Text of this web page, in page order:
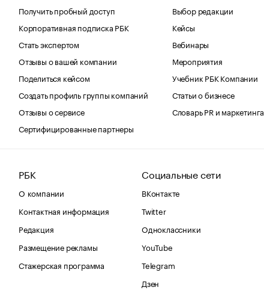
Получить пробный доступ
Корпоративная подписка РБК
Стать экспертом
Отзывы о вашей компании
Поделиться кейсом
Создать профиль группы компаний
Отзывы о сервисе
Сертифицированные партнеры
Выбор редакции
Кейсы
Вебинары
Мероприятия
Учебник РБК Компании
Статьи о бизнесе
Словарь PR и маркетинга
РБК
О компании
Контактная информация
Редакция
Размещение рекламы
Стажерская программа
Социальные сети
ВКонтакте
Twitter
Одноклассники
YouTube
Telegram
Дзен